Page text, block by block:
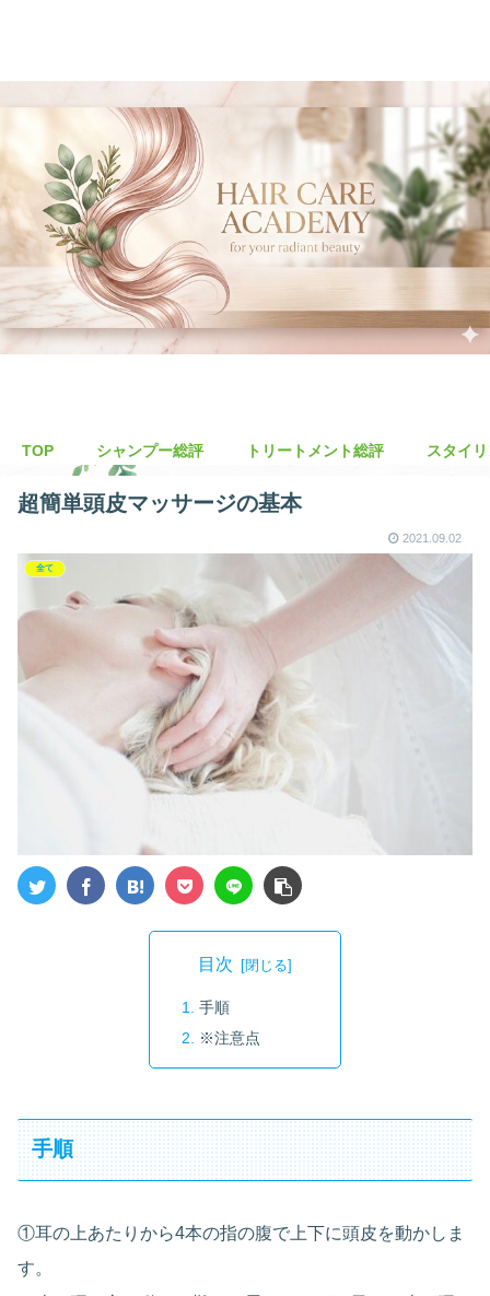
TOP シャンプー総評 トリートメント総評 スタイ
超簡単頭皮マッサージの基本
2021.09.02
全て
目次
手順
※注意点
手順
①耳の上あたりから4本の指の腹で上下に頭皮を動かしま
す。